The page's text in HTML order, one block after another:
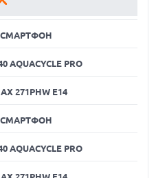
271PHW E14
СМАРТФОН
PRO
271PHW E14
СМАРТФОН
PRO